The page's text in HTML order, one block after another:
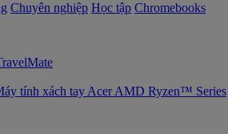
Chuyên nghiệp Học tập Chromebooks
tính xách tay Acer AMD Ryzen™ Series